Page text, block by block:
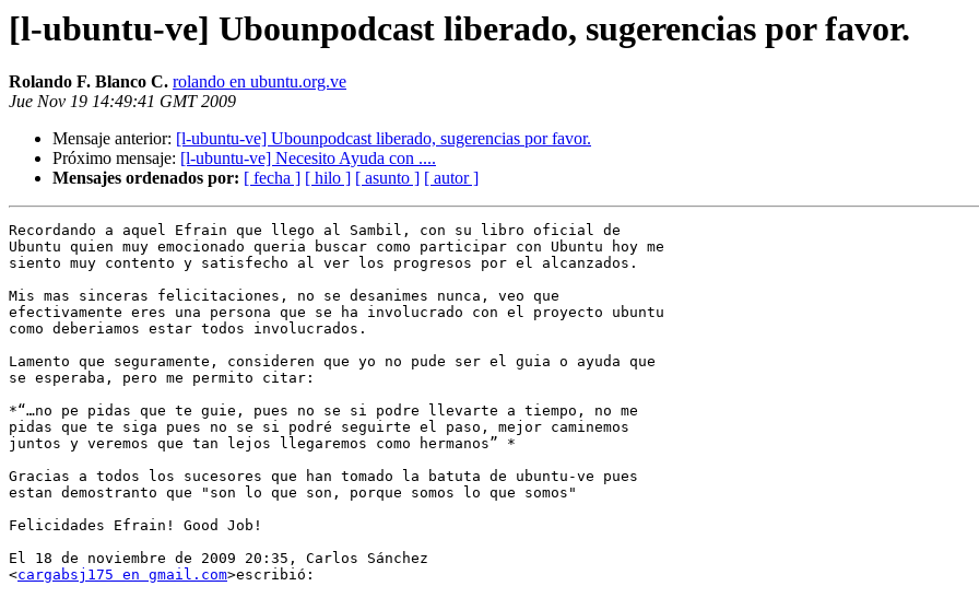
[l-ubuntu-ve] Ubounpodcast liberado, sugerencias por favor.
Rolando F. Blanco C. rolando en ubuntu.org.ve
Jue Nov 19 14:49:41 GMT 2009
Mensaje anterior: [l-ubuntu-ve] Ubounpodcast liberado, sugerencias por favor.
Próximo mensaje: [l-ubuntu-ve] Necesito Ayuda con ....
Mensajes ordenados por: [ fecha ] [ hilo ] [ asunto ] [ autor ]
Recordando a aquel Efrain que llego al Sambil, con su libro oficial de
Ubuntu quien muy emocionado queria buscar como participar con Ubuntu hoy me
siento muy contento y satisfecho al ver los progresos por el alcanzados.
Mis mas sinceras felicitaciones, no se desanimes nunca, veo que
efectivamente eres una persona que se ha involucrado con el proyecto ubuntu
como deberiamos estar todos involucrados.
Lamento que seguramente, consideren que yo no pude ser el guia o ayuda que
se esperaba, pero me permito citar:
*“…no pe pidas que te guie, pues no se si podre llevarte a tiempo, no me
pidas que te siga pues no se si podré seguirte el paso, mejor caminemos
juntos y veremos que tan lejos llegaremos como hermanos” *
Gracias a todos los sucesores que han tomado la batuta de ubuntu-ve pues
estan demostranto que "son lo que son, porque somos lo que somos"
Felicidades Efrain! Good Job!
El 18 de noviembre de 2009 20:35, Carlos Sánchez
<cargabsj175 en gmail.com>escribió: